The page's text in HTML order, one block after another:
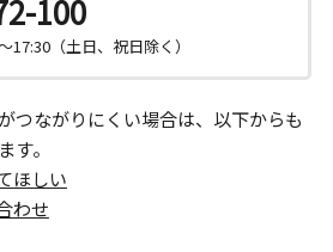
100
17:30（土日、祝日除く）
つながりにくい場合は、以下からも
す。
ほしい
わせ